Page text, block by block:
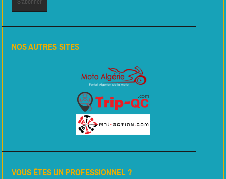
NOS AUTRES SITES
VOUS ÊTES UN PROFESSIONNEL ?